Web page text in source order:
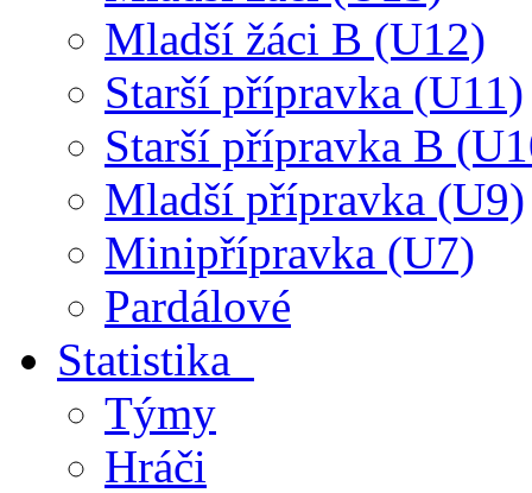
Mladší žáci B (U12)
Starší přípravka (U11)
Starší přípravka B
Mladší přípravka (U9)
Minipřípravka (U7)
Pardálové
Statistika
Týmy
Hráči